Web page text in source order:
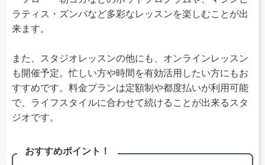
ラティス・ズンバなど多彩なレッスンを楽しむことが出
来ます。
また、スタジオレッスンの他にも、オンラインレッスン
も開催予定。忙しい方や時間を有効活用したい方にもお
すすめです。料金プランは定額制や都度払いが利用可能
で、ライフスタイルに合わせて続けることが出来るスタ
ジオです。
おすすめポイント！